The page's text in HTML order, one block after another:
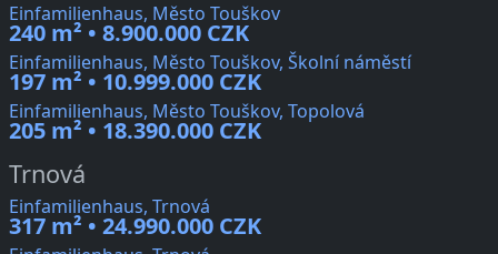
Einfamilienhaus, Město Touškov
240 m² • 8.900.000 CZK
Einfamilienhaus, Město Touškov, Školní náměstí
197 m² • 10.999.000 CZK
Einfamilienhaus, Město Touškov, Topolová
205 m² • 18.390.000 CZK
Trnová
Einfamilienhaus, Trnová
317 m² • 24.990.000 CZK